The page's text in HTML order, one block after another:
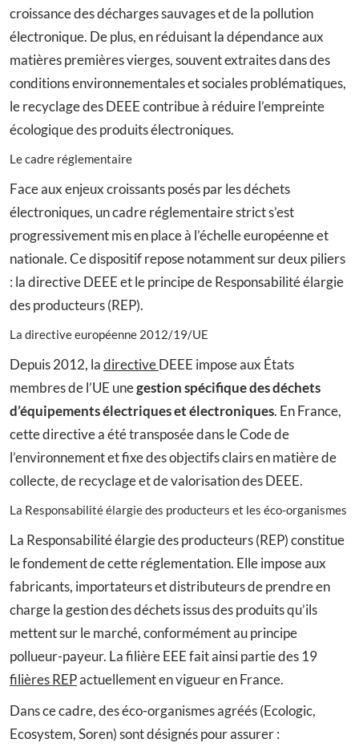
croissance des décharges sauvages et de la pollution
électronique. De plus, en réduisant la dépendance aux
matières premières vierges, souvent extraites dans des
conditions environnementales et sociales problématiques,
le recyclage des DEEE contribue à réduire l’empreinte
écologique des produits électroniques.
Le cadre réglementaire
Face aux enjeux croissants posés par les déchets
électroniques, un cadre réglementaire strict s’est
progressivement mis en place à l’échelle européenne et
nationale. Ce dispositif repose notamment sur deux piliers
: la directive DEEE et le principe de Responsabilité élargie
des producteurs (REP).
La directive européenne 2012/19/UE
Depuis 2012, ladirectiveDEEE impose aux États
membres de l’UE unegestion spécifique des déchets
d’équipements électriques et électroniques. En France,
cette directive a été transposée dans le Code de
l’environnement et fixe des objectifs clairs en matière de
collecte, de recyclage et de valorisation des DEEE.
La Responsabilité élargie des producteurs et les éco-organismes
La Responsabilité élargie des producteurs (REP) constitue
le fondement de cette réglementation. Elle impose aux
fabricants, importateurs et distributeurs de prendre en
charge la gestion des déchets issus des produits qu’ils
mettent sur le marché, conformément au principe
pollueur-payeur. La filière EEE fait ainsi partie des 19
filières REPactuellement en vigueur en France.
Dans ce cadre, des éco-organismes agréés (Ecologic,
Ecosystem, Soren) sont désignés pour assurer :